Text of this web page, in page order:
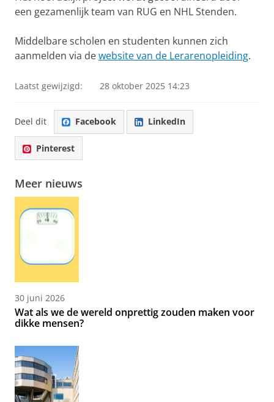
een gezamenlijk team van RUG en NHL Stenden.
Middelbare scholen en studenten kunnen zich
aanmelden via dewebsite van de Lerarenopleiding.
Laatst gewijzigd: 28 oktober 2025 14:23
Deel dit Facebook LinkedIn
Pinterest
Meer nieuws
30 juni 2026
Wat als we de wereld onprettig zouden maken voor
dikke mensen?